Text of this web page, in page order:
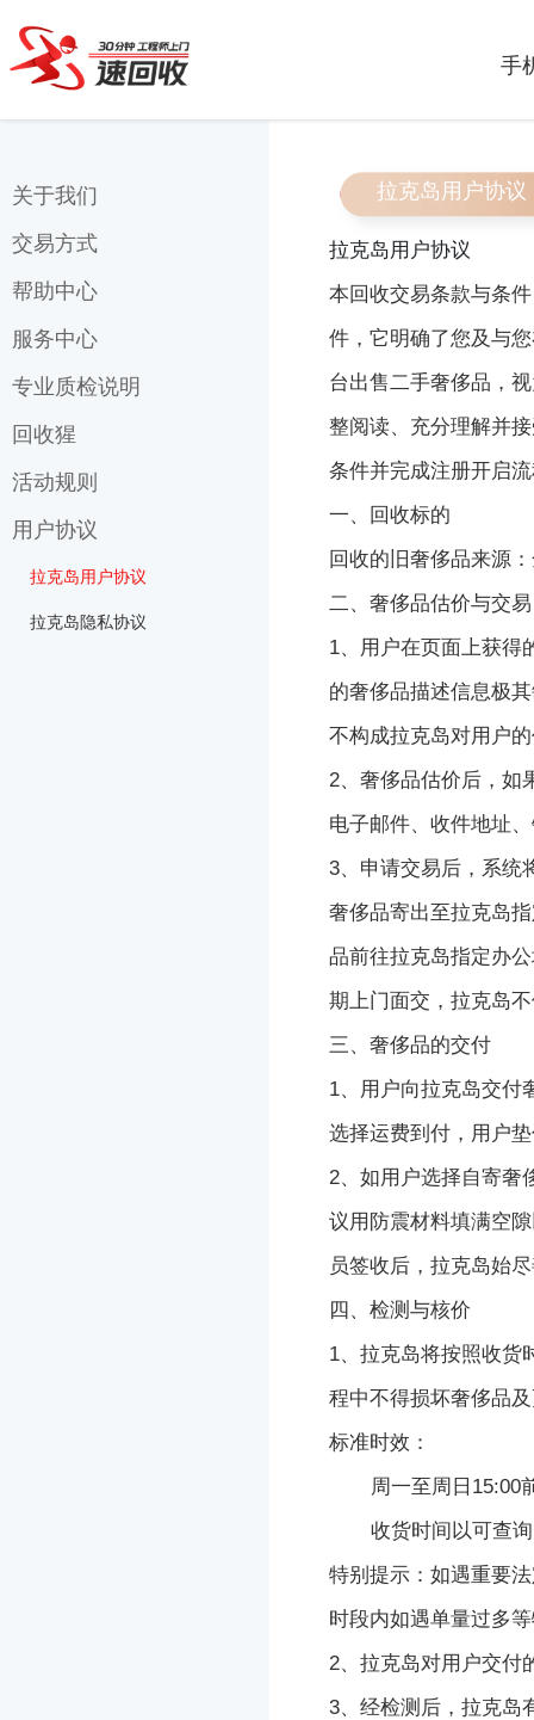
手
关于我们
联系我们
关于速回收
速回收
我们来自哪里?
交易方式
上门交易
在线转账
地铁交易
帮助中心
常见问题
邮寄地址
购物常见问题
回收须知
信用租机
服务中心
质检说明
速回收服务条款
担保交易
专业质检说明
外观成色
屏幕质检
功能检测
硬件检测
回收猩
关于回收猩
回收猩服务条款
回收猩隐私协议
活动规则
双十一活动规则
拼团活动规则
7周年抽奖活动规则
用户协议
拉克岛用户协议
拉克岛隐私协议
拉克岛用户协议
拉克岛用户协议
本回收交易条款与条
件，它明确了您及与
台出售二手奢侈品 ，
整阅读、充分理解并
条件并完成注册开启
一、回收标的
回收的旧奢侈品来源：
二、 奢侈品估价与交易
1、用户在页面上获得
的奢侈品描述信息极
不构成拉克岛对用户
2、 奢侈品估价后，如
电子邮件、收件地址
3、申请交易后，系统
奢侈品寄出至拉克岛
品前往拉克岛指定办
期上门面交， 拉克岛
三、 奢侈品的交付
1、用户向拉克岛交付
选择运费到付，用户
2、如用户选择自寄奢
议用防震材料填满空
员签收后， 拉克岛始
四、检测与核价
1、拉克岛将按照收货
程中不得损坏奢侈品
标准时效：
周一至周日15:00前
收货时间以可查询
特别提示：如遇重要
时段内如遇单量过多
2、 拉克岛对用户交付
3、经检测后， 拉克岛